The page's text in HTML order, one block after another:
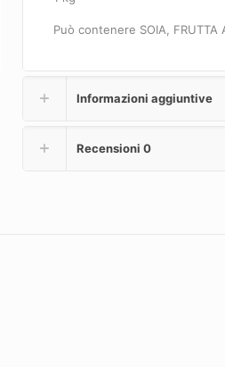
Può contenere SOIA, FRUTTA
Informazioni aggiuntive
Recensioni0